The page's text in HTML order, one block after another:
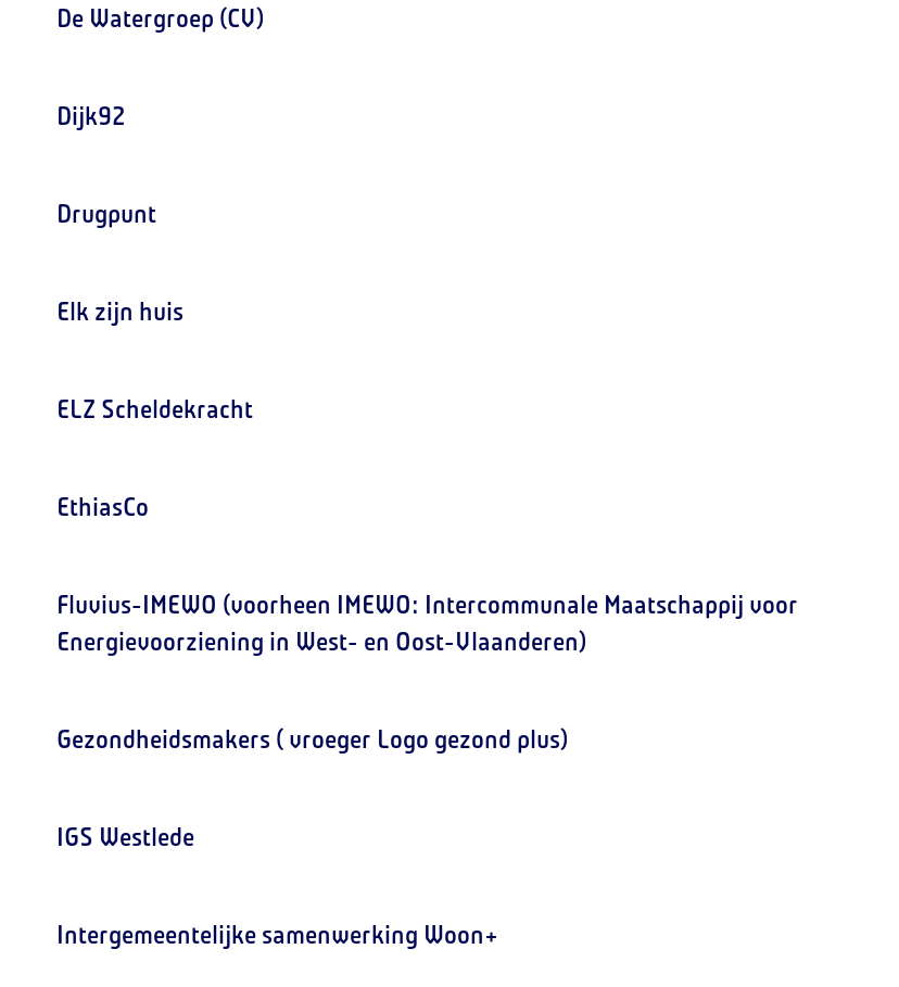
De Watergroep (CV)
Dijk92
Drugpunt
Elk zijn huis
ELZ Scheldekracht
EthiasCo
Fluvius-IMEWO (voorheen IMEWO: Intercommunale Maatschappij voor
Energievoorziening in West- en Oost-Vlaanderen)
Gezondheidsmakers ( vroeger Logo gezond plus)
IGS Westlede
Intergemeentelijke samenwerking Woon+